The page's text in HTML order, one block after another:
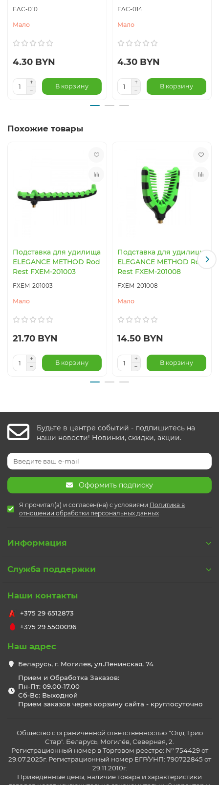
FAC-010
Мало
4.30 BYN
В корзину
FAC-014
Мало
4.30 BYN
В корзину
Похожие товары
Подставка для удилища
ELEGANCE METHOD Rod
Rest FXEM-201003
FXEM-201003
Мало
21.70 BYN
В корзину
Подставка для удилища
ELEGANCE METHOD Rod
Rest FXEM-201008
FXEM-201008
Мало
14.50 BYN
В корзину
Будьте в центре событий - подпишитесь на
наши новости! Новинки, скидки, акции.
Оформить подписку
Я прочитал(а) и согласен(на) с условиями Политика в
отношении обработки персональных данных
Информация
Служба поддержки
Наши контакты
+375 29 6512873
+375 29 5500096
Наш адрес
Беларусь, г. Могилев, ул.Ленинская, 74
Прием и Обработка Заказов:
Пн-Пт: 09.00-17.00
Сб-Вс: Выходной
Прием заказов через корзину сайта - круглосуточно
Общество с ограниченной ответственностью "Олд Трио
Стар". Беларусь, Могилёв, Северная, 2.
Регистрационный номер в Торговом реестре: N° 754429 от
29.07.2025г. Регистрационный номер ЕГР/УНП: 790722845 от
29.11.2010г.
Приведённые цены, наличие товара и характеристики